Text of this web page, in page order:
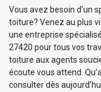
Vous avez besoin d’un
toiture? Venez au plus
une entreprise
27420 pour tous vos
toiture aux agents
écoute vous attend.
consulter dès